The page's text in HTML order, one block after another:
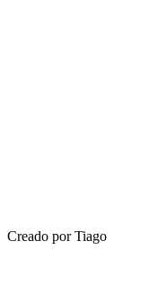
Creado por Tiago